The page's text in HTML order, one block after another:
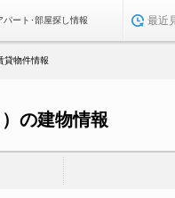
ート･部屋探し情報 最近
貸物件情報
の建物情報